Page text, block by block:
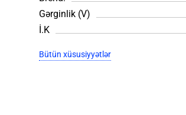
Gərginlik (V)
İ.K
Bütün xüsusiyyətlər